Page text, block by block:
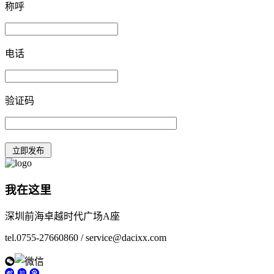
称呼
电话
验证码
我在这里
深圳前海卓越时代广场A座
tel.0755-27660860 / service@dacixx.com